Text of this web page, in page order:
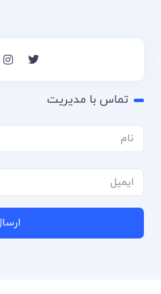
تماس با مدیریت